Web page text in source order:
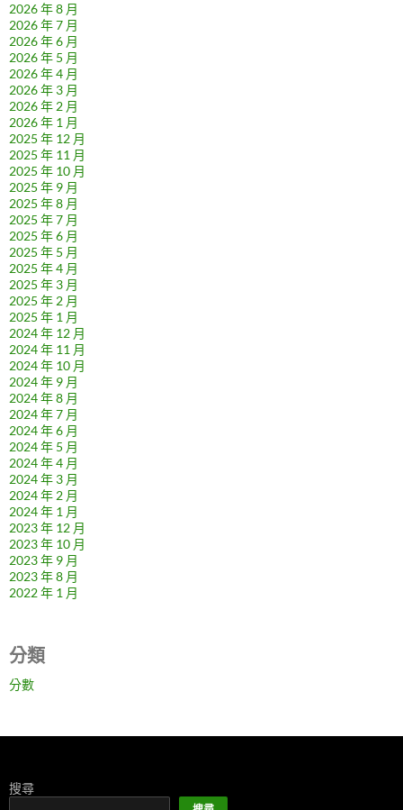
2026 年 8 月
2026 年 7 月
2026 年 6 月
2026 年 5 月
2026 年 4 月
2026 年 3 月
2026 年 2 月
2026 年 1 月
2025 年 12 月
2025 年 11 月
2025 年 10 月
2025 年 9 月
2025 年 8 月
2025 年 7 月
2025 年 6 月
2025 年 5 月
2025 年 4 月
2025 年 3 月
2025 年 2 月
2025 年 1 月
2024 年 12 月
2024 年 11 月
2024 年 10 月
2024 年 9 月
2024 年 8 月
2024 年 7 月
2024 年 6 月
2024 年 5 月
2024 年 4 月
2024 年 3 月
2024 年 2 月
2024 年 1 月
2023 年 12 月
2023 年 10 月
2023 年 9 月
2023 年 8 月
2022 年 1 月
分類
分數
搜尋